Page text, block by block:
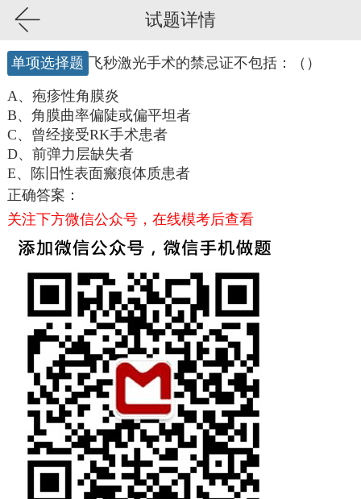
试题详情
单项选择题 飞秒激光手术的禁忌证不包括：（）
A、疱疹性角膜炎
B、角膜曲率偏陡或偏平坦者
C、曾经接受RK手术患者
D、前弹力层缺失者
E、陈旧性表面瘢痕体质患者
正确答案：
关注下方微信公众号，在线模考后查看